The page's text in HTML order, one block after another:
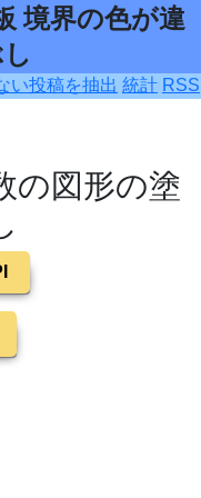
境界の色が違
い投稿を抽出 統計 RSS
の図形の塗